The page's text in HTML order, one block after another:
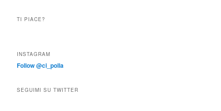
TI PIACE?
INSTAGRAM
Follow @ci_polla
SEGUIMI SU TWITTER